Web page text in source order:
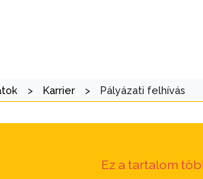
> Karrier > Pályázati felhívás
Ez a tartalom